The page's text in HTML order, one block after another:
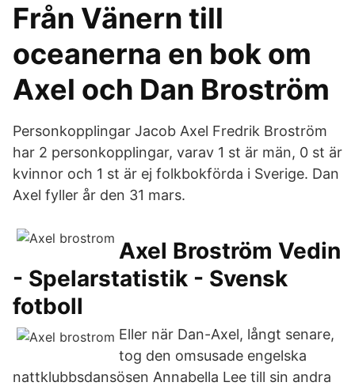
Från Vänern till
oceanerna en bok om
Axel och Dan Broström
Personkopplingar Jacob Axel Fredrik Broström
har 2 personkopplingar, varav 1 st är män, 0 st är
kvinnor och 1 st är ej folkbokförda i Sverige. Dan
Axel fyller år den 31 mars.
Axel Broström Vedin
- Spelarstatistik - Svensk
fotboll
Eller när Dan-Axel, långt senare,
tog den omsusade engelska
nattklubbsdansösen Annabella Lee till sin andra